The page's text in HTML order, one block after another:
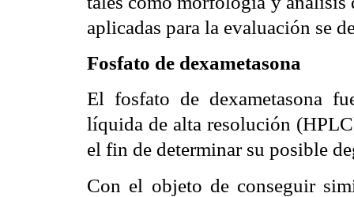
aplicadas para la evaluación se
Fosfato de dexametasona
El fosfato de dexametasona
líquida de alta resolución
el fin de determinar su posible
Con el objeto de conseguir